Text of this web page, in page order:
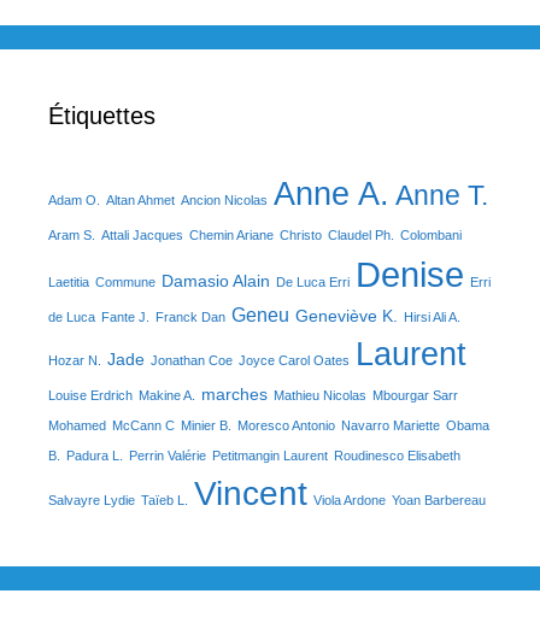
Étiquettes
Adam O. Altan Ahmet Ancion Nicolas Anne A. Anne T.
Aram S. Attali Jacques Chemin Ariane Christo Claudel Ph. Colombani
Laetitia Commune Damasio Alain De Luca Erri Denise Erri
de Luca Fante J. Franck Dan Geneu Geneviève K. Hirsi Ali A.
Hozar N. Jade Jonathan Coe Joyce Carol Oates Laurent
Louise Erdrich Makine A. marches Mathieu Nicolas Mbourgar Sarr
Mohamed McCann C Minier B. Moresco Antonio Navarro Mariette Obama
B. Padura L. Perrin Valérie Petitmangin Laurent Roudinesco Elisabeth
Salvayre Lydie Taïeb L. Vincent Viola Ardone Yoan Barbereau